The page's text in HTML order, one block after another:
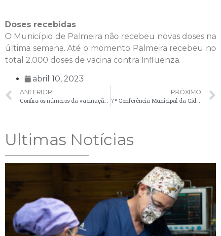
Doses recebidas
O Município de Palmeira não recebeu novas doses na
última semana. Até o momento Palmeira recebeu no
total 2.000 doses de vacina contra Influenza.
abril 10, 2023
ANTERIOR
Confira os números da vacinação contra a Covid-19 em Palmeira
PRÓXIMO
7ª Conferência Municipal da Cidade
Ultimas Notícias